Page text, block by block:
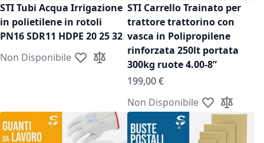
STI Tubi Acqua Irrigazione
in polietilene in rotoli
PN16 SDR11 HDPE 20 25 32
Non Disponibile Aggiungi alla lista desideri
Aggiungi al confronto
STI Carrello Trainato per
trattore trattorino con
vasca in Polipropilene
rinforzata 250lt portata
300kg ruote 4.00-8”
199,00 €
Non Disponibile Aggiungi alla
Aggiungi